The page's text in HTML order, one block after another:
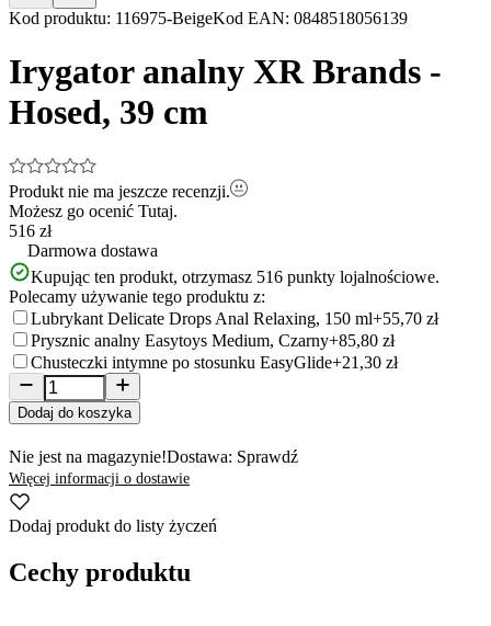
Item
of
Kod produktu: 116975-BeigeKod EAN: 0848518056139
Irygator analny XR Brands -
Hosed, 39 cm
Produkt nie ma jeszcze recenzji.
Możesz go ocenić Tutaj.
516 zł
Darmowa dostawa
Kupując ten produkt, otrzymasz 516 punkty lojalnościowe.
Polecamy używanie tego produktu z:
Lubrykant Delicate Drops Anal Relaxing, 150 ml+55,70 zł
Prysznic analny Easytoys Medium, Czarny+85,80 zł
Chusteczki intymne po stosunku EasyGlide+21,30 zł
Dodaj do koszyka
Nie jest na magazynie!Dostawa: Sprawdź
Więcej informacji o dostawie
Dodaj produkt do listy życzeń
Cechy produktu